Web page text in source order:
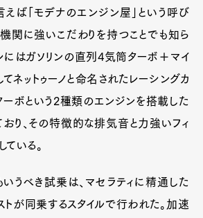
えば「モデナのエンジン屋」という呼び
関に強いこだわりを持つことでも知ら
にはガソリンの直列4気筒ターボ＋マイ
てネットゥーノと命名されたレーシングカ
ボという2種類のエンジンを搭載した
り、その特徴的な排気音と力強いフィ
いる。
いうべき試乗は、マセラティに精通した
トが同乗するスタイルで行われた。加速